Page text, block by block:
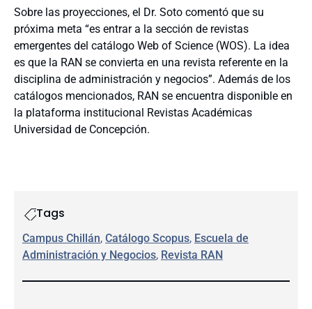
Sobre las proyecciones, el Dr. Soto comentó que su
próxima meta “es entrar a la sección de revistas
emergentes del catálogo Web of Science (WOS). La idea
es que la RAN se convierta en una revista referente en la
disciplina de administración y negocios”. Además de los
catálogos mencionados, RAN se encuentra disponible en
la plataforma institucional Revistas Académicas
Universidad de Concepción.
Tags
Campus Chillán, Catálogo Scopus, Escuela de
Administración y Negocios, Revista RAN